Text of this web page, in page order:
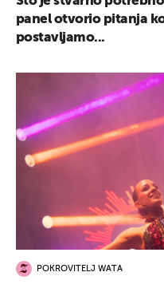
panel otvorio pitanja
postavljamo...
POKROVITELJ WATA